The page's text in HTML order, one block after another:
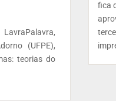
(UFPE),
teorias do
fica